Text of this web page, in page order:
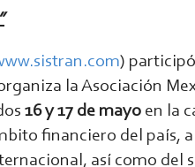
)
la Asociación
16 y 17 de mayo en la
financiero del país,
así como